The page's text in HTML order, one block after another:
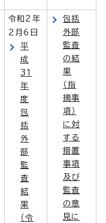
令和2年
2月6日
平
成
31
年
度
包
括
外
部
監
査
結
果
（令
包括
外部
監査
の結
果
（指
摘事
項）
に対
する
措置
事項
及び
監査
の意
見に